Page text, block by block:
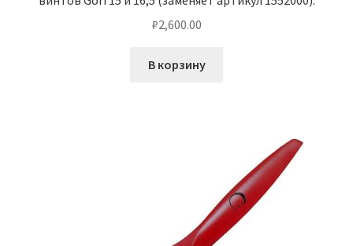
₽2,600.00
В корзину